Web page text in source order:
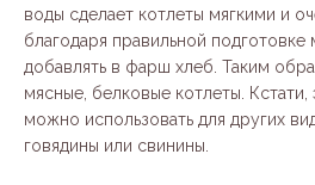
воды сделает котлеты мягкими и
благодаря правильной
добавлять в фарш хлеб. Таким
мясные, белковые котлеты.
можно использовать для других
говядины или свинины.